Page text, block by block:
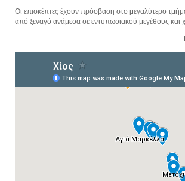
Οι επισκέπτες έχουν πρόσβαση στο μεγαλύτερο
από ξεναγό ανάμεσα σε εντυπωσιακού μεγέθους